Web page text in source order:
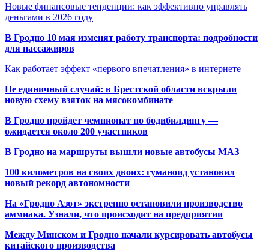
Новые финансовые тенденции: как эффективно управлять
деньгами в 2026 году
В Гродно 10 мая изменят работу транспорта: подробности
для пассажиров
Как работает эффект «первого впечатления» в интернете
Не единичный случай: в Брестской области вскрыли
новую схему взяток на мясокомбинате
В Гродно пройдет чемпионат по бодибилдингу —
ожидается около 200 участников
В Гродно на маршруты вышли новые автобусы МАЗ
100 километров на своих двоих: гуманоид установил
новый рекорд автономности
На «Гродно Азот» экстренно остановили производство
аммиака. Узнали, что происходит на предприятии
Между Минском и Гродно начали курсировать автобусы
китайского производства